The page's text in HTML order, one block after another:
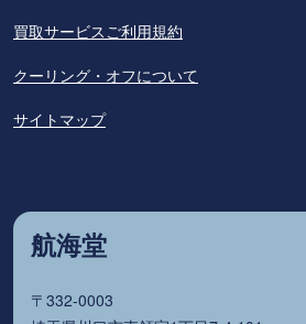
買取サービスご利用規約
クーリング・オフについて
サイトマップ
航海堂
〒332-0003